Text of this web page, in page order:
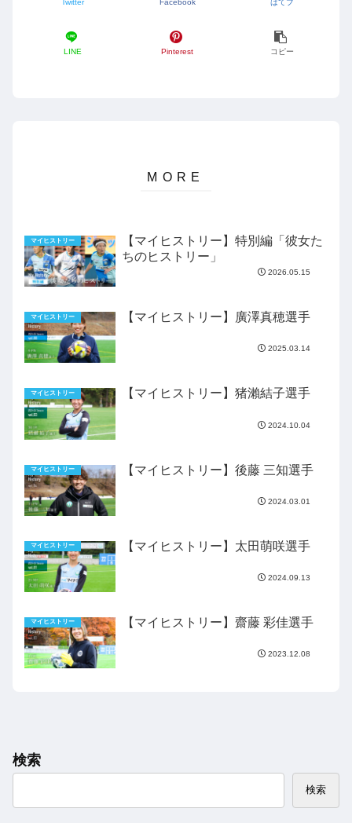
Twitter Facebook はてブ
LINE Pinterest コピー
マイヒストリー
【マイヒストリー】特別編「彼女た
ちのヒストリー」
2026.05.15
マイヒストリー 【マイヒストリー】廣澤真穂選手
2025.03.14
マイヒストリー 【マイヒストリー】猪瀨結子選手
2024.10.04
マイヒストリー 【マイヒストリー】後藤 三知選手
2024.03.01
マイヒストリー 【マイヒストリー】太田萌咲選手
2024.09.13
マイヒストリー 【マイヒストリー】齋藤 彩佳選手
2023.12.08
検索
検索